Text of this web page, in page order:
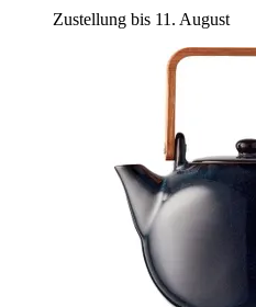
Zustellung bis 11. August